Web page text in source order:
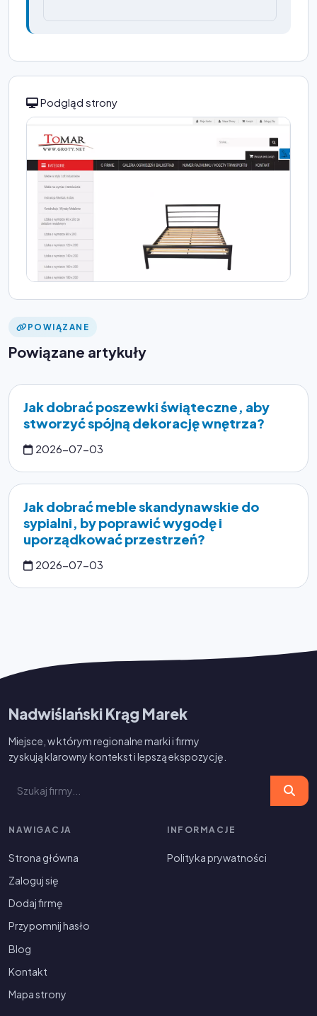
Podgląd strony
POWIĄZANE
Powiązane artykuły
Jak dobrać poszewki świąteczne, aby
stworzyć spójną dekorację wnętrza?
2026-07-03
Jak dobrać meble skandynawskie do
sypialni, by poprawić wygodę i
uporządkować przestrzeń?
2026-07-03
Nadwiślański Krąg Marek
Miejsce, w którym regionalne marki i firmy
zyskują klarowny kontekst i lepszą ekspozycję.
NAWIGACJA
Strona główna
Zaloguj się
Dodaj firmę
Przypomnij hasło
Blog
Kontakt
Mapa strony
INFORMACJE
Polityka prywatności